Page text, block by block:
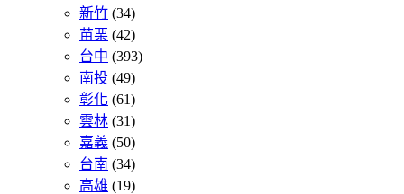
新竹 (34)
苗栗 (42)
台中 (393)
南投 (49)
彰化 (61)
雲林 (31)
嘉義 (50)
台南 (34)
高雄 (19)